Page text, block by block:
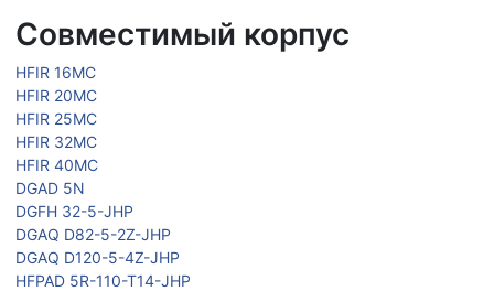
Совместимый корпус
HFIR 16MC
HFIR 20MC
HFIR 25MC
HFIR 32MC
HFIR 40MC
DGAD 5N
DGFH 32-5-JHP
DGAQ D82-5-2Z-JHP
DGAQ D120-5-4Z-JHP
HFPAD 5R-110-T14-JHP